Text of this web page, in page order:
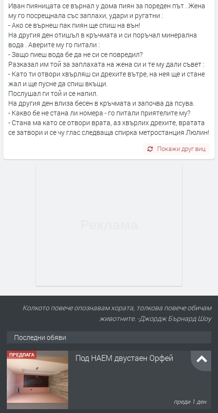
Иван пияницата се върнал у дома пиян за пореден път . Жена
му го посрещнала със заплахи, удари и ругатни :
- Ако се върнеш пак пиян ще спиш на вън!
На другия ден отишъл в кръчмата и си поръчал минерална
вода . Аверите му го питали :
- Защо пиеш вода бе да не си се повредил?
Разказал им той за заплахата на жена си и те му дали съвет :
- Като ти отвори хвърляш си дрехите вътре, на нея ще и стане
жал и ще пусне да спиш вкъщи.
Послушал ги той и се напил.
На другия ден влиза бесен в кръчмата и започва да псува.
- Какво бе не стана ли номера - го питали приятелите му?
- Стана ма като се отвори врата, аз хвърлих дрехите, вратата
се затвори и се чу глас следваща спирка метростанция Люлин!
Покажи друг виц
Колкото повече опознавам хората, толкова повече обичам
животните. -Джордж Бърнард Шоу
Последни обяви
ПРЕДЛАГА Под НАЕМ двустаен Орфей
преди 1 ден